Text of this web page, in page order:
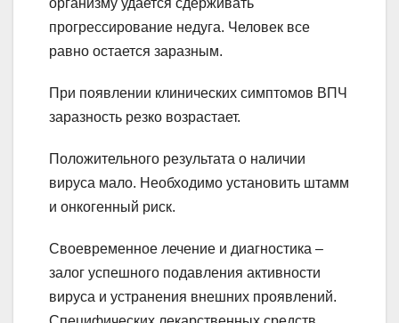
организму удается сдерживать
прогрессирование недуга. Человек все
равно остается заразным.
При появлении клинических симптомов ВПЧ
заразность резко возрастает.
Положительного результата о наличии
вируса мало. Необходимо установить штамм
и онкогенный риск.
Своевременное лечение и диагностика –
залог успешного подавления активности
вируса и устранения внешних проявлений.